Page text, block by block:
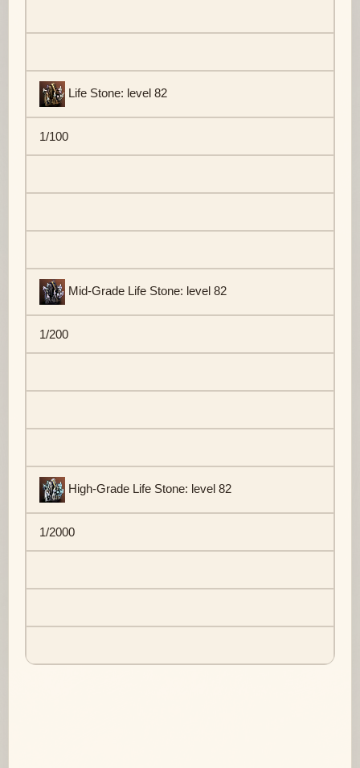
Life Stone: level 82
1/100
Mid-Grade Life Stone: level 82
1/200
High-Grade Life Stone: level 82
1/2000